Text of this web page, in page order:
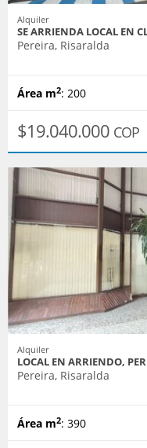
Alquiler
SE ARRIENDA LOCAL EN
Pereira, Risaralda
Área m2: 200
$19.040.000 COP
Alquiler
LOCAL EN ARRIENDO,
Pereira, Risaralda
Área m2: 390